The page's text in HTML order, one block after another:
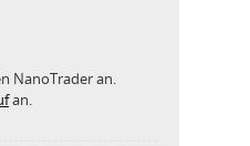
NanoTrader an.
an.